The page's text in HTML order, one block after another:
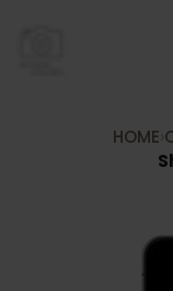
HOME